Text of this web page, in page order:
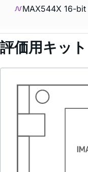
MAX544X 16-
評価用キット